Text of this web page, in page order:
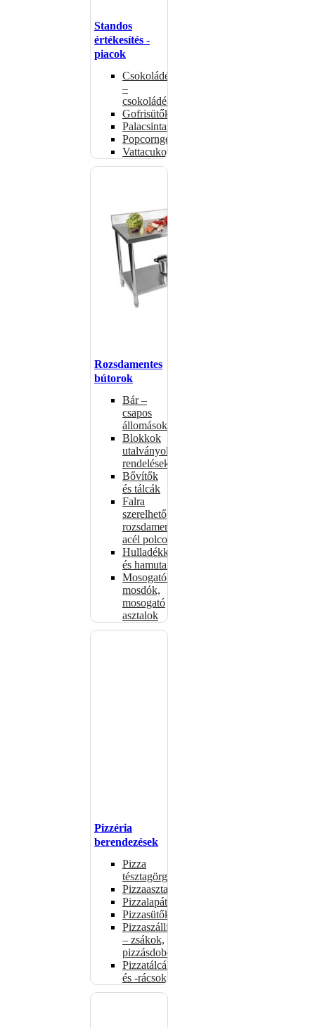
Standos
értékesítés -
piacok
Csokoládémelegítők
–
csokoládéadagolók
Gofrisütők
Palacsintasütők
Popcorngépek
Vattacukorgép
Rozsdamentes
bútorok
Bár –
csapos
állomások
Blokkok
utalványokhoz,
rendelésekhez
Bővítők
és tálcák
Falra
szerelhető
rozsdamentes
acél polcok
Hulladékkosarak
és hamutartók
Mosogatók,
mosdók,
mosogató
asztalok
Pizzéria
berendezések
Pizza
tésztagörgők
Pizzaasztalok
Pizzalapátok
Pizzasütők
Pizzaszállítás
– zsákok,
pizzásdobozok
Pizzatálcák
és -rácsok